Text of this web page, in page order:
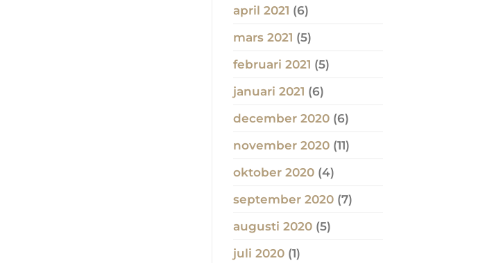
april 2021 (6)
mars 2021 (5)
februari 2021 (5)
januari 2021 (6)
december 2020(6)
november 2020(11)
oktober 2020(4)
september 2020(7)
augusti 2020(5)
juli 2020(1)